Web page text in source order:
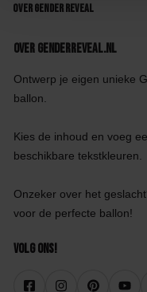
Over Gender Reveal
Over GenderReveal.nl
Ontwerp je eigen unieke
ballon.
Kies de inhoud en voeg
beschikbare tekstkleuren.
Onzeker over het
voor de perfecte ballon!
Volg ons!